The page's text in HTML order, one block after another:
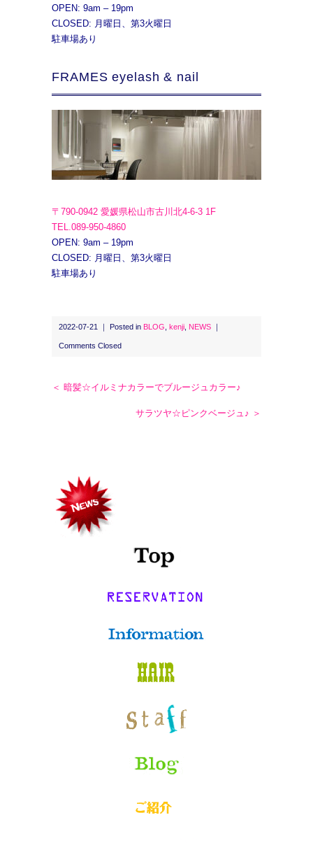
OPEN: 9am – 19pm
CLOSED: 月曜日、第3火曜日
駐車場あり
FRAMES eyelash & nail
〒790-0942 愛媛県松山市古川北4-6-3 1F
TEL.089-950-4860
OPEN: 9am – 19pm
CLOSED: 月曜日、第3火曜日
駐車場あり
2022-07-21 ｜ Posted in BLOG kenji NEWS
Comments Closed
＜ 暗髪☆イルミナカラーでブルージュカラー♪
サラツヤ☆ピンクベージュ♪ ＞